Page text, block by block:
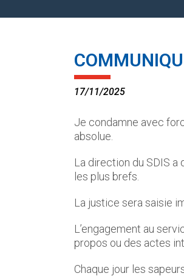
17/11/2025
Je condamne avec
absolue.
La direction du SDIS
les plus brefs.
La justice sera saisie
L’engagement au
propos ou des actes
Chaque jour les